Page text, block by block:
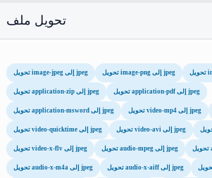
تحويل ملف
تحويل image-jpeg إلى jpeg تحويل image-png إلى jpeg
تحويل application-zip إلى jpeg تحويل application-pdf إلى jpeg
تحويل application-msword إلى jpeg تحويل video-mp4 إلى jpeg
تحويل video-quicktime إلى jpeg تحويل video-avi إلى jpeg
تحويل video-x-flv إلى jpeg تحويل audio-mpeg إلى jpeg
تحويل audio-x-m4a إلى jpeg تحويل audio-x-aiff إلى jpeg